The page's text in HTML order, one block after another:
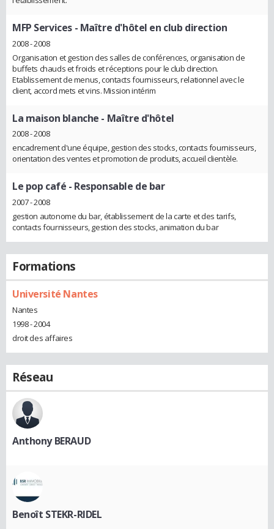
MFP Services- Maître d'hôtel en club direction
2008 - 2008
Organisation et gestion des salles de conférences, organisation de
buffets chauds et froids et réceptions pour le club direction.
Etablissement de menus, contacts fournisseurs, relationnel avec le
client, accord mets et vins. Mission intérim
La maison blanche - Maître d'hôtel
2008 - 2008
encadrement d'une équipe, gestion des stocks, contacts fournisseurs,
orientation des ventes et promotion de produits, accueil clientèle.
Le pop café - Responsable de bar
2007 - 2008
gestion autonome du bar, établissement de la carte et des tarifs,
contacts fournisseurs, gestion des stocks, animation du bar
Formations
Université Nantes
Nantes
1998 - 2004
droit des affaires
Réseau
Anthony BERAUD
Benoît STEKR-RIDEL